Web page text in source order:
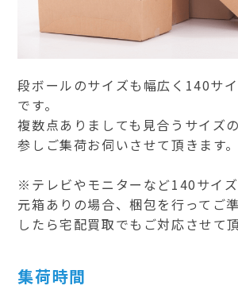
段ボールのサイズも幅広く140サ
です。
複数点ありましても見合うサイズ
参しご集荷お伺いさせて頂きます。
※テレビやモニターなど140サイ
元箱ありの場合、梱包を行ってご
したら宅配買取でもご対応させて頂
集荷時間